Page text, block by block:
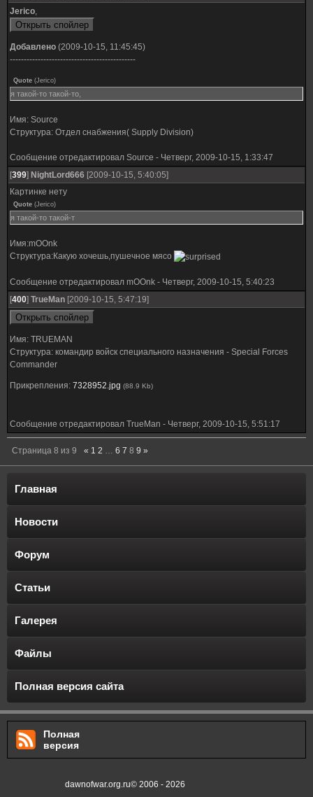
Jerico,
Добавлено (2009-10-15, 11:45:45)
---------------------------------------------
Quote (Jerico)
я такой-то такой-то,
Имя: Source
Структура: Отдел снабжения( Supply Division)
Сообщение отредактировал Source - Четверг, 2009-10-15, 1:33:47
[399] NightLord666 [2009-10-15, 5:40:05]
Картинке нету
Quote (Jerico)
я такой-то такой-т
Имя:mOOnk
Структура:Какую хочешь,пушечное мясо
Сообщение отредактировал mOOnk - Четверг, 2009-10-15, 5:40:23
[400] TrueMan [2009-10-15, 5:47:19]
Имя: TRUEMAN
Структура: командир войск специального назначения - Special Forces
Commander
Прикрепления: 7328952.jpg (88.9 Kb)
Сообщение отредактировал TrueMan - Четверг, 2009-10-15, 5:51:17
Страница 8 из 9 « 1 2 … 6 7 8 9 »
Главная
Новости
Форум
Статьи
Галерея
Файлы
Полная версия сайта
Полная
версия
dawnofwar.org.ru© 2006 - 2026